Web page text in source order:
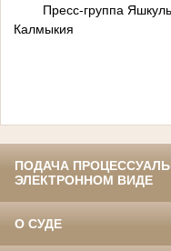
Пресс-группа
Калмыкия
ПОДАЧА
ЭЛЕКТРОННОМ ВИДЕ
О СУДЕ